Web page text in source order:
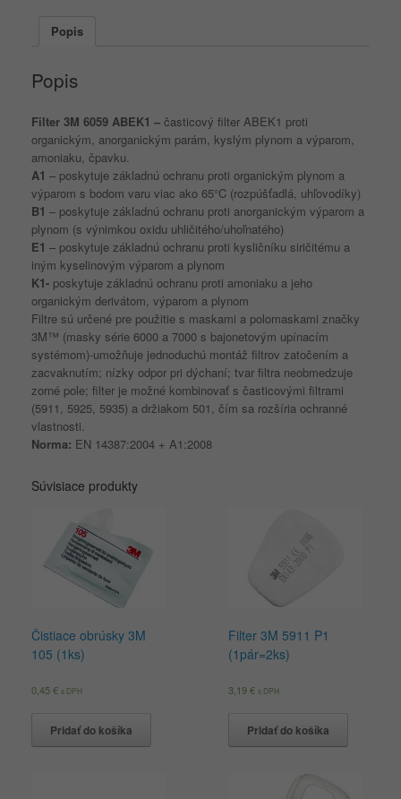
Popis
Popis
Filter 3M 6059 ABEK1 – časticový filter ABEK1 proti
organickým, anorganickým parám, kyslým plynom a výparom,
amoniaku, čpavku.
A1 – poskytuje základnú ochranu proti organickým plynom a
výparom s bodom varu viac ako 65°C (rozpúšťadlá, uhľovodíky)
B1 – poskytuje základnú ochranu proti anorganickým výparom a
plynom (s výnimkou oxidu uhličitého/uhoľnatého)
E1 – poskytuje základnú ochranu proti kysličníku siričitému a
iným kyselinovým výparom a plynom
K1- poskytuje základnú ochranu proti amoniaku a jeho
organickým derivátom, výparom a plynom
Filtre sú určené pre použitie s maskami a polomaskami značky
3M™ (masky série 6000 a 7000 s bajonetovým upínacím
systémom)-umožňuje jednoduchú montáž filtrov zatočením a
zacvaknutím; nízky odpor pri dýchaní; tvar filtra neobmedzuje
zorné pole; filter je možné kombinovať s časticovými filtrami
(5911, 5925, 5935) a držiakom 501, čím sa rozšíria ochranné
vlastnosti.
Norma: EN 14387:2004 + A1:2008
Súvisiace produkty
Čistiace obrúsky 3M
105 (1ks)
0,45€ s DPH
Pridať do košíka
Filter 3M 5911 P1
(1pár=2ks)
3,19€ s DPH
Pridať do košíka